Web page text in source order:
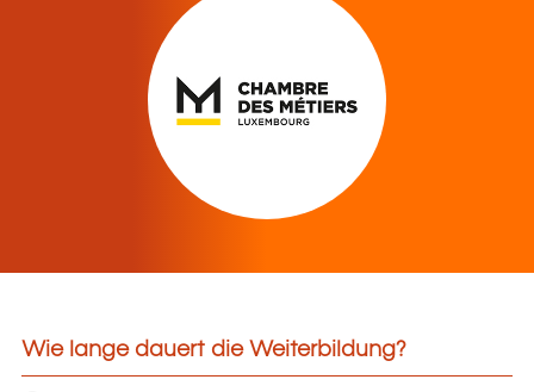
Wie lange dauert die Weiterbildung?